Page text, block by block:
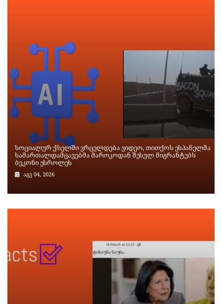
სოციალურ ქსელში ვრცელდება ვიდეო, თითქოს ესპანელმა
სამართალდამცავებმა მაროკოდან შესულ მიგრანტებს
ბეკონი ესროლეს
აგვ 04, 2026